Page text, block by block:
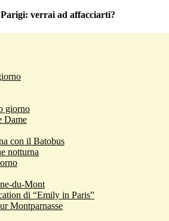
verrai ad affacciarti?
giorno
Dame
con il Batobus
notturna
du-Mont
di “Emily in Paris”
Montparnasse